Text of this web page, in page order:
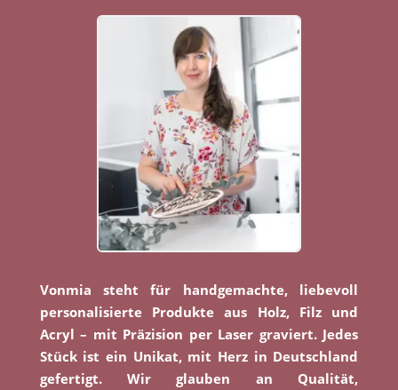
Vonmia steht für handgemachte, liebevoll
personalisierte Produkte aus Holz, Filz und
Acryl – mit Präzision per Laser graviert. Jedes
Stück ist ein Unikat, mit Herz in Deutschland
gefertigt. Wir glauben an Qualität,